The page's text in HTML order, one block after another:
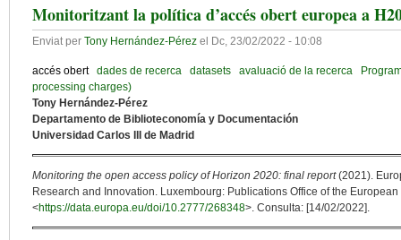
Monitoritzant la política d’accés obert europea a
Enviat per Tony Hernández-Pérez el Dc, 23/02/2022 - 10:08
accés obert dades de recerca datasets avaluació de la recerca
processing charges)
Tony Hernández-Pérez
Departamento de Biblioteconomía y Documentación
Universidad Carlos III de Madrid
Monitoring the open access policy of Horizon 2020: final report(2021).
Research and Innovation. Luxembourg: Publications Office of the
<https://data.europa.eu/doi/10.2777/268348>. Consulta: [14/02/2022].